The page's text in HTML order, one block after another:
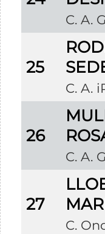
C. A.
25
C. A.
26
C. A.
27
C.